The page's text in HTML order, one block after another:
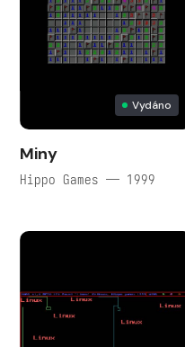
Vydáno
Miny
Hippo Games — 1999